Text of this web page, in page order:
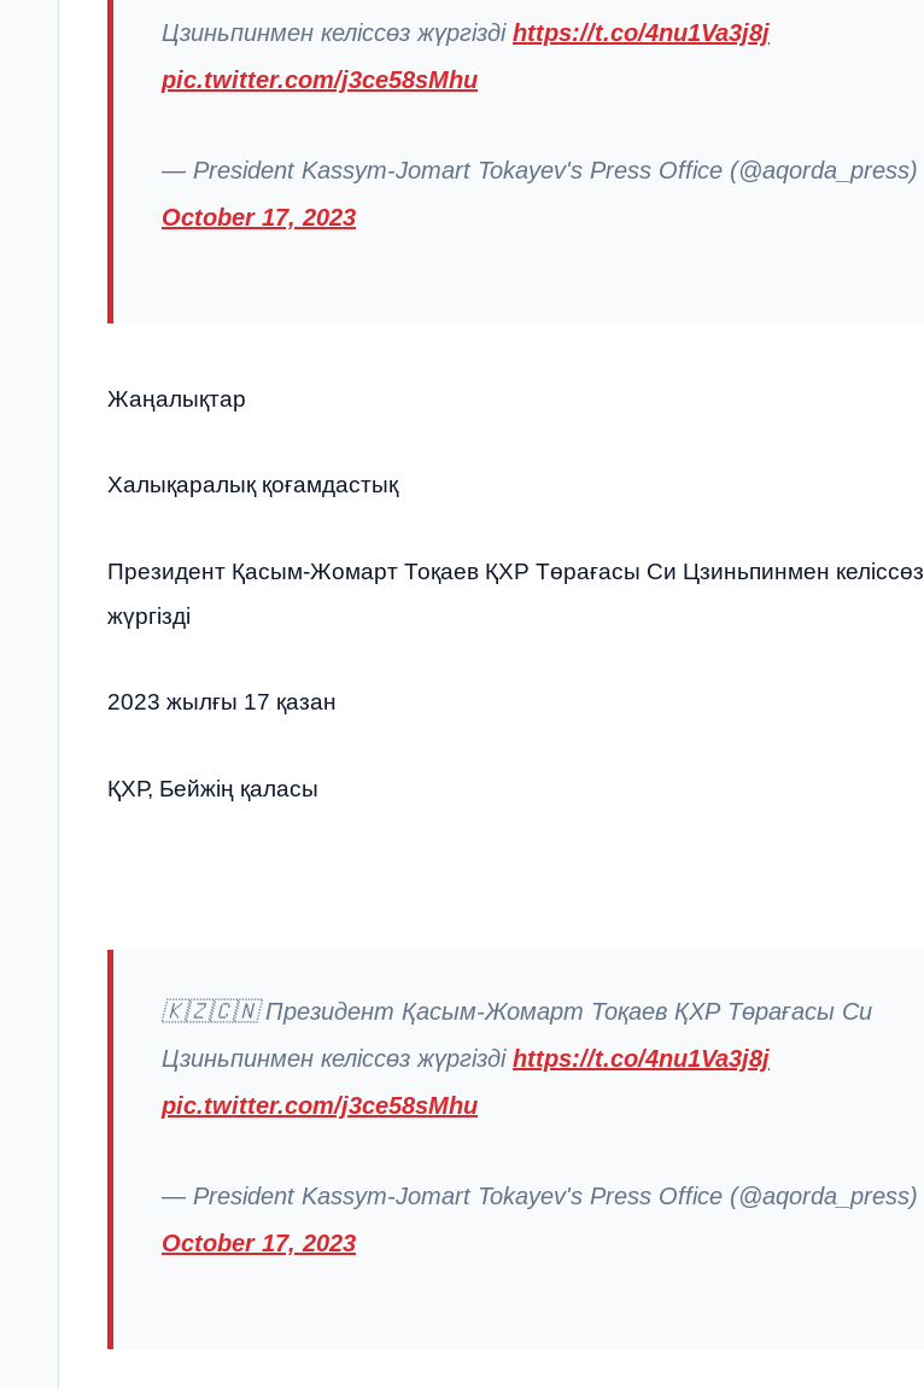
Цзиньпинмен келіссөз жүргізді https://t.co/4nu1Va3j8j
pic.twitter.com/j3ce58sMhu
— President Kassym-Jomart Tokayev's Press Office (@aqorda_press)
October 17, 2023
Жаңалықтар
Халықаралық қоғамдастық
Президент Қасым-Жомарт Тоқаев ҚХР Төрағасы Си Цзиньпинмен келіссөз
жүргізді
2023 жылғы 17 қазан
ҚХР, Бейжің қаласы
🇰🇿🇨🇳 Президент Қасым-Жомарт Тоқаев ҚХР Төрағасы Си
Цзиньпинмен келіссөз жүргізді https://t.co/4nu1Va3j8j
pic.twitter.com/j3ce58sMhu
— President Kassym-Jomart Tokayev's Press Office (@aqorda_press)
October 17, 2023